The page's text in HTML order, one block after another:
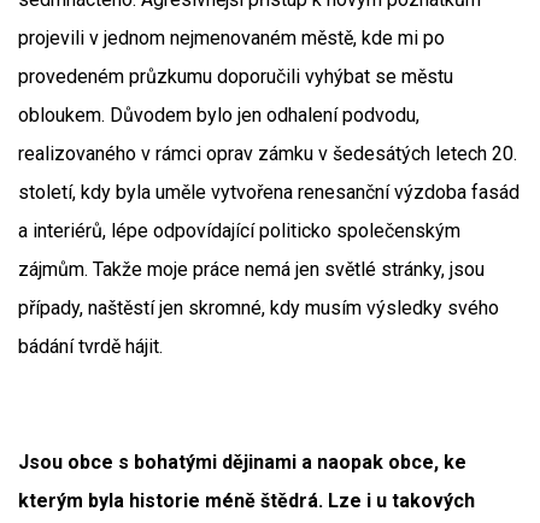
projevili v jednom nejmenovaném městě, kde mi po
provedeném průzkumu doporučili vyhýbat se městu
obloukem. Důvodem bylo jen odhalení podvodu,
realizovaného v rámci oprav zámku v šedesátých letech 20.
století, kdy byla uměle vytvořena renesanční výzdoba fasád
a interiérů, lépe odpovídající politicko společenským
zájmům. Takže moje práce nemá jen světlé stránky, jsou
případy, naštěstí jen skromné, kdy musím výsledky svého
bádání tvrdě hájit.
Jsou obce s bohatými dějinami a naopak obce, ke
kterým byla historie méně štědrá. Lze i u takových